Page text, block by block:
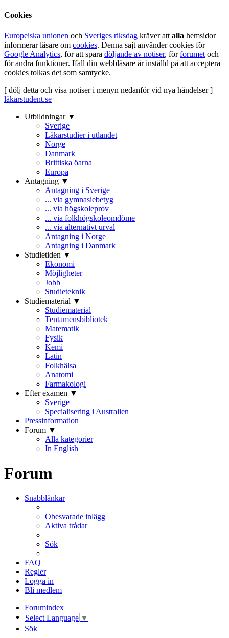
Cookies
Europeiska unionen och Sveriges riksdag kräver att alla hemsidor
informerar läsare om cookies. Denna sajt använder cookies för
Google Analytics, för att spara döljande av notiser, förforumet och
för andra funktioner. Ifall din webbläsare är inställd på att acceptera
cookies tolkas det som samtycke.
[ dölj detta och visa notiser i menyn nedanför vid nya händelser ]
läkarstudent.se
Utbildningar ▼
Sverige
Läkarstudier i utlandet
Norge
Danmark
Brittiska öarna
Europa
Antagning ▼
Antagning i Sverige
... via gymnasiebetyg
... via högskoleprov
... via folkhögskoleomdöme
... via alternativt urval
Antagning i Norge
Antagning i Danmark
Studietiden ▼
Ekonomi
Möjligheter
Jobb
Studieteknik
Studiematerial ▼
Studiematerial
Tentamensbibliotek
Matematik
Fysik
Kemi
Latin
Folkhälsa
Anatomi
Farmakologi
Efter examen ▼
Sverige
Specialisering i Australien
Pressinformation
Forum ▼
Alla kategorier
In English
Forum
Snabblänkar
Obesvarade inlägg
Aktiva trådar
Sök
FAQ
Regler
Logga in
Bli medlem
Forumindex
Select Language ▼
Sök